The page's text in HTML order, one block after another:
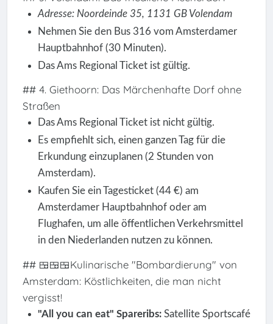
Adresse: Noordeinde 35, 1131 GB Volendam
Nehmen Sie den Bus 316 vom Amsterdamer
Hauptbahnhof (30 Minuten).
Das Ams Regional Ticket ist gültig.
## 4. Giethoorn: Das Märchenhafte Dorf ohne
Straßen
Das Ams Regional Ticket ist nicht gültig.
Es empfiehlt sich, einen ganzen Tag für die
Erkundung einzuplanen (2 Stunden von
Amsterdam).
Kaufen Sie ein Tagesticket (44 €) am
Amsterdamer Hauptbahnhof oder am
Flughafen, um alle öffentlichen Verkehrsmittel
in den Niederlanden nutzen zu können.
## 🍱🍱🍱Kulinarische "Bombardierung" von
Amsterdam: Köstlichkeiten, die man nicht
vergisst!
"All you can eat" Spareribs:Satellite Sportscafé